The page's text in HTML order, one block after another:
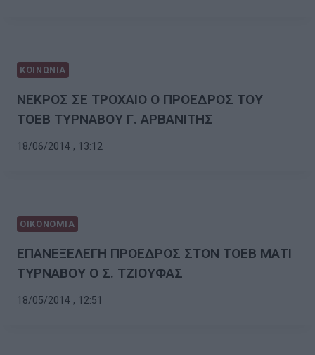
ΚΟΙΝΩΝΙΑ
ΝΕΚΡΟΣ ΣΕ ΤΡΟΧΑΙΟ Ο ΠΡΟΕΔΡΟΣ ΤΟΥ
ΤΟΕΒ ΤΥΡΝΑΒΟΥ Γ. ΑΡΒΑΝΙΤΗΣ
18/06/2014 , 13:12
ΟΙΚΟΝΟΜΙΑ
ΕΠΑΝΕΞΕΛΕΓΗ ΠΡΟΕΔΡΟΣ ΣΤΟΝ ΤΟΕΒ ΜΑΤΙ
ΤΥΡΝΑΒΟΥ Ο Σ. ΤΖΙΟΥΦΑΣ
18/05/2014 , 12:51